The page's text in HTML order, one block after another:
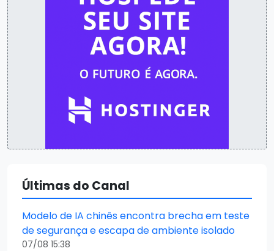
Últimas do Canal
Modelo de IA chinês encontra brecha em teste
de segurança e escapa de ambiente isolado
07/08 15:38